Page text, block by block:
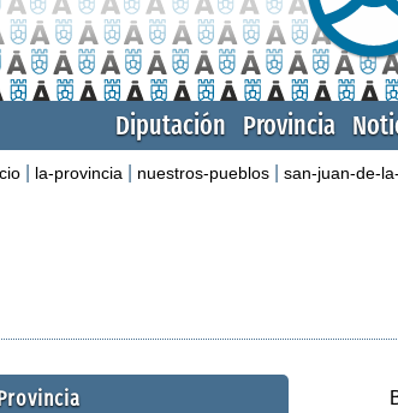
Diputación Provincia
la-provincia nuestros-pueblos san-juan-de-